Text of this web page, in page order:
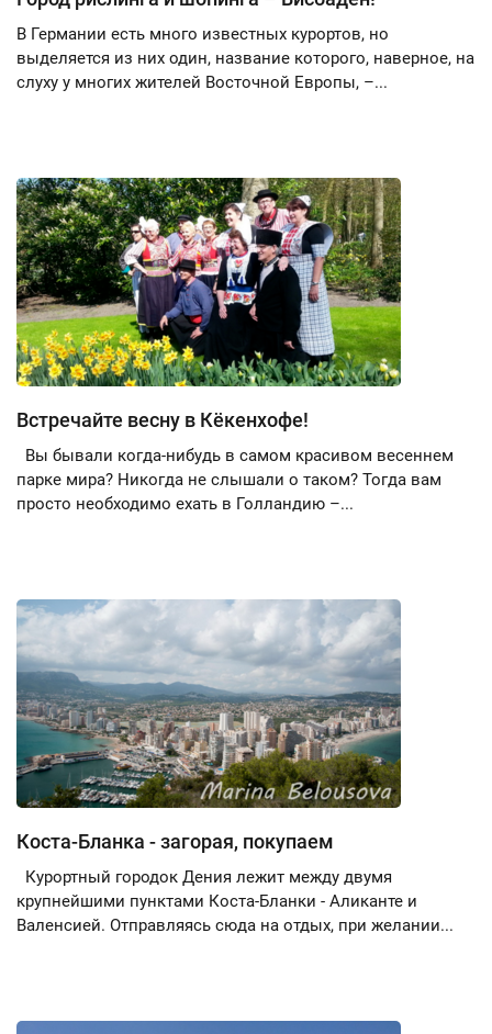
В Германии есть много известных курортов, но
выделяется из них один, название которого, наверное, на
слуху у многих жителей Восточной Европы, –...
Встречайте весну в Кёкенхофе!
Вы бывали когда-нибудь в самом красивом весеннем
парке мира? Никогда не слышали о таком? Тогда вам
просто необходимо ехать в Голландию –...
Коста-Бланка - загорая, покупаем
Курортный городок Дения лежит между двумя
крупнейшими пунктами Коста-Бланки - Аликанте и
Валенсией. Отправляясь сюда на отдых, при желании...